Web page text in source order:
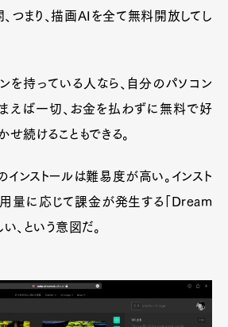
、つまり、描画AIを全て無料開放してし
を持っている人なら、自分のパソコン
まえば一切、お金を払わずに無料で好
続けることもできる。
インストールは難易度が高い。インスト
量に応じて課金が発生する「Dream
、という意図だ。